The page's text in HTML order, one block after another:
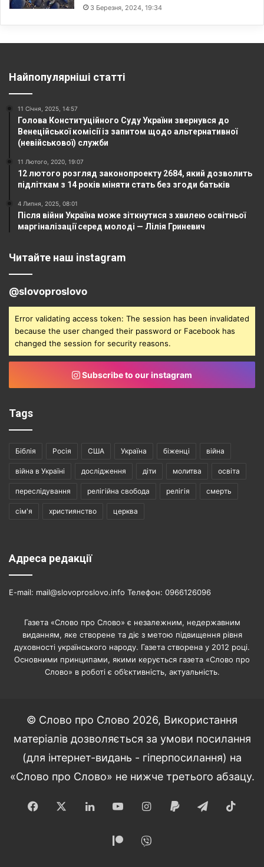
3 Березня, 2024, 19:34
Найпопулярніші статті
11 Січня, 2025, 14:57
Голова Конституційного Суду України звернувся до
Венеційської комісії із запитом щодо альтернативної
(невійськової) служби
11 Лютого, 2020, 19:07
12 лютого розгляд законопроекту 2684, який дозволить
підліткам з 14 років міняти стать без згоди батьків
4 Липня, 2025, 08:01
Після війни Україна може зіткнутися з хвилею освітньої
маргіналізації серед молоді — Лілія Гриневич
Читайте наш instagram
@slovoproslovo
Error validating access token: The session has been invalidated
because the user changed their password or Facebook has
changed the session for security reasons.
Subscribe to our instagram
Tags
Біблія Росія США Україна біженці війна
війна в Україні дослідження діти молитва освіта
переслідування релігійна свобода релігія смерть
сім'я християнство церква
Адреса редакції
E-mail: mail@slovoproslovo.info Телефон: 0966126096
Газета «Слово про Слово» є незалежним, недержавним
виданням, яке створене та діє з метою підвищення рівня
духовності українського народу. Газета створена у 2012 році.
Основними принципами, якими керується газета «Слово про
Слово» в роботі є об’єктивність, актуальність.
© Слово про Слово 2026, Використання
матеріалів дозволяється за умови посилання
(для інтернет-видань - гіперпосилання) на
«Слово про Слово» не нижче третього абзацу.
Facebook LinkedInYouTubeInstagram
Paypal Telegram
Patreon